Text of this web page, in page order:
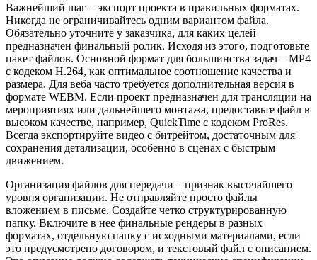
Важнейший шаг – экспорт проекта в правильных форматах.
Никогда не ограничивайтесь одним вариантом файла.
Обязательно уточните у заказчика, для каких целей
предназначен финальный ролик. Исходя из этого, подготовьте
пакет файлов. Основной формат для большинства задач – MP4
с кодеком H.264, как оптимальное соотношение качества и
размера. Для веба часто требуется дополнительная версия в
формате WEBM. Если проект предназначен для трансляции на
мероприятиях или дальнейшего монтажа, предоставьте файл в
высоком качестве, например, QuickTime с кодеком ProRes.
Всегда экспортируйте видео с битрейтом, достаточным для
сохранения детализации, особенно в сценах с быстрым
движением.
Организация файлов для передачи – признак высочайшего
уровня организации. Не отправляйте просто файлы
вложением в письме. Создайте четко структурированную
папку. Включите в нее финальные рендеры в разных
форматах, отдельную папку с исходными материалами, если
это предусмотрено договором, и текстовый файл с описанием.